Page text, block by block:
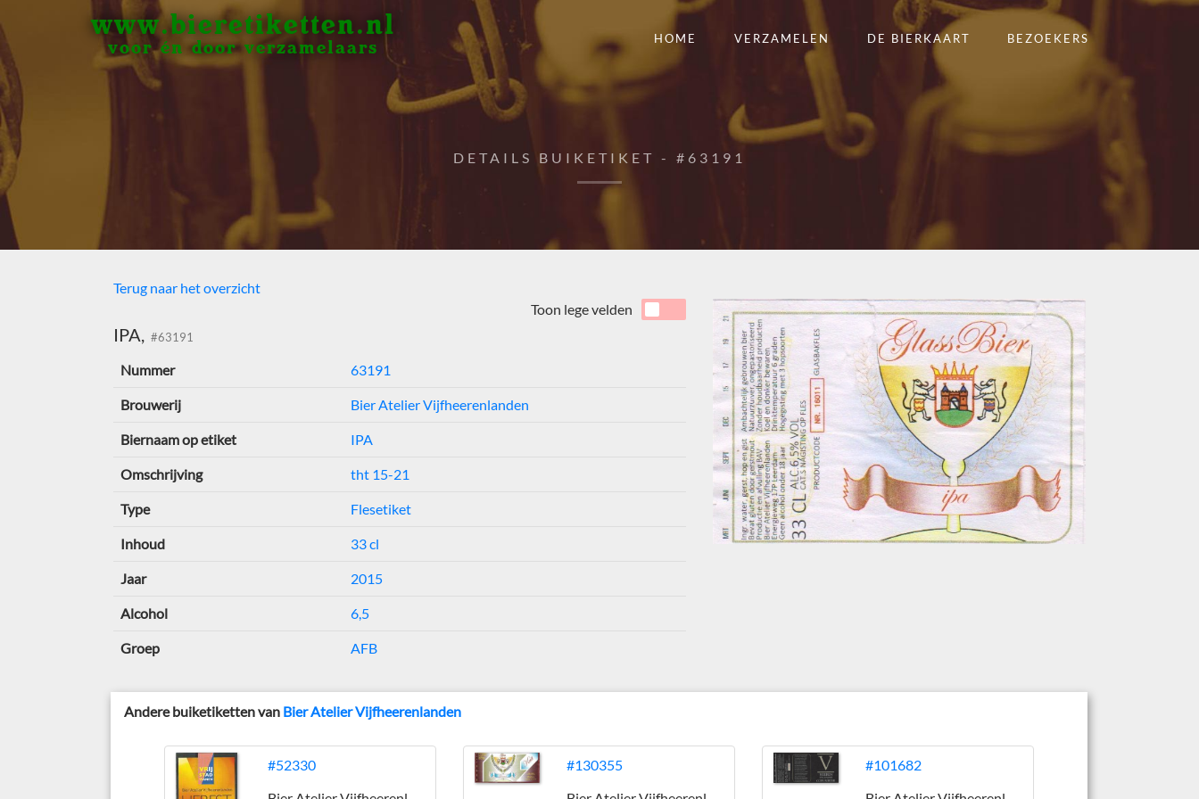
www.bieretiketten.nl
voor én door verzamelaars
HOME VERZAMELEN DE BIERKAART BEZOEKERS
DETAILS BUIKETIKET - #63191
Terug naar het overzicht
IPA, #63191
Toon lege velden
Nummer 63191
Brouwerij Bier Atelier Vijfheerenlanden
Biernaam op etiket IPA
Omschrijving tht 15-21
Type Flesetiket
Inhoud 33 cl
Jaar 2015
Alcohol 6,5
Groep AFB
Andere buiketiketten van Bier Atelier Vijfheerenlanden
#52330
#130355
#101682